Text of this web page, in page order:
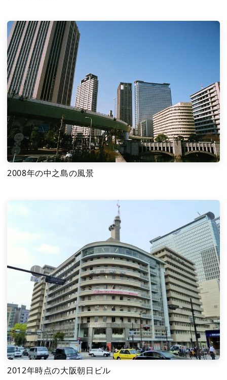
2008年の中之島の風景
2012年時点の大阪朝日ビル